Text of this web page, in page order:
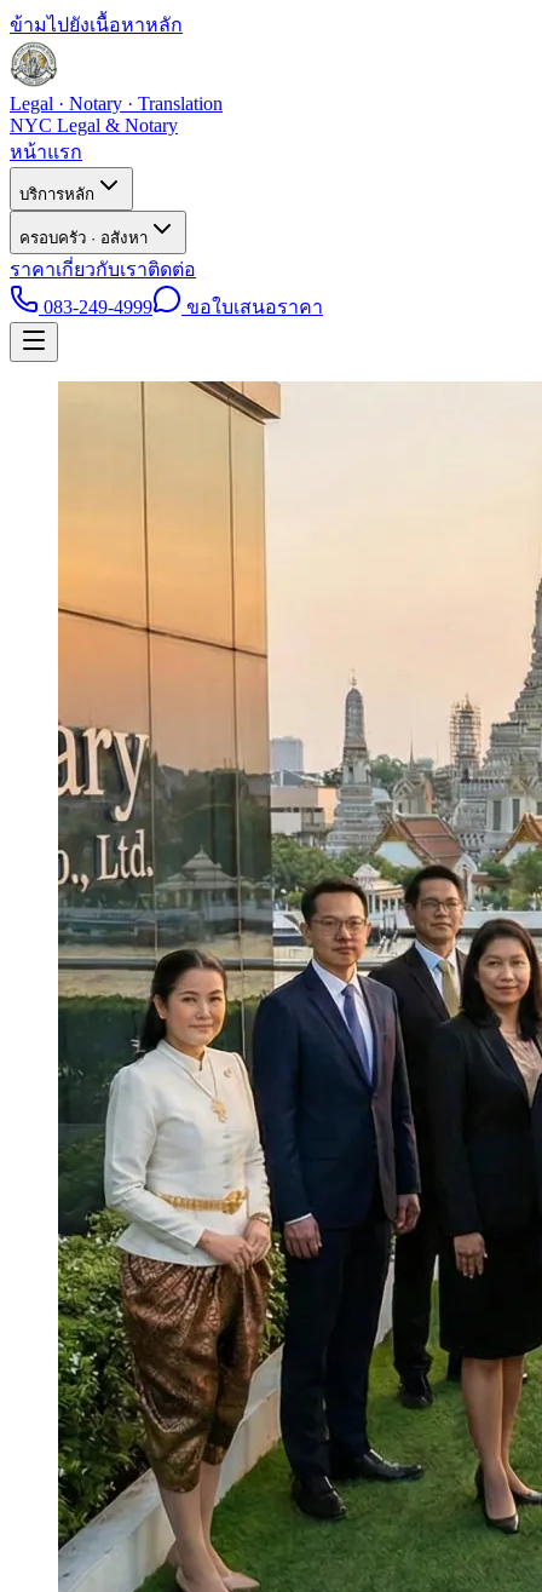
ข้ามไปยังเนื้อหาหลัก
Legal · Notary · Translation
NYC Legal & Notary
หน้าแรก
บริการหลัก
ครอบครัว · อสังหา
ราคาเกี่ยวกับเราติดต่อ
083-249-4999
ขอใบเสนอราคา